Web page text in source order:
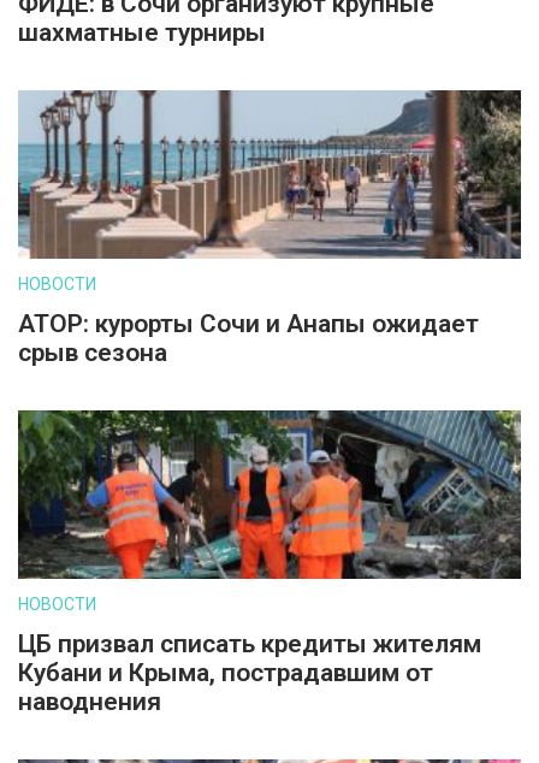
шахматные турниры
НОВОСТИ
АТОР: курорты Сочи и Анапы ожидает
срыв сезона
НОВОСТИ
ЦБ призвал списать кредиты жителям
Кубани и Крыма, пострадавшим от
наводнения